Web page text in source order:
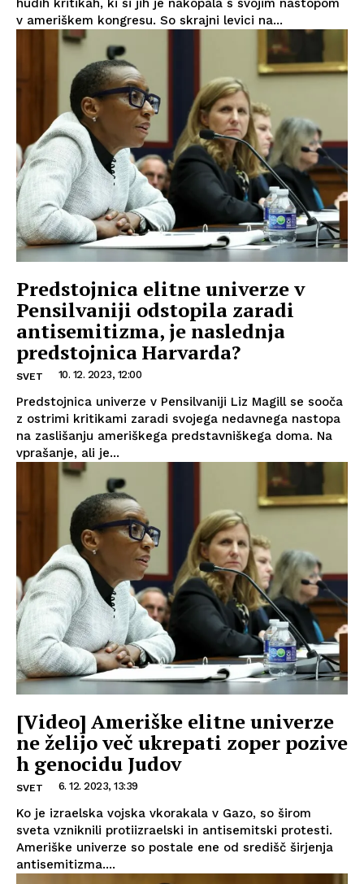
hudih kritikah, ki si jih je nakopala s svojim nastopom
v ameriškem kongresu. So skrajni levici na...
Predstojnica elitne univerze v
Pensilvaniji odstopila zaradi
antisemitizma, je naslednja
predstojnica Harvarda?
SVET 10. 12. 2023, 12:00
Predstojnica univerze v Pensilvaniji Liz Magill se sooča
z ostrimi kritikami zaradi svojega nedavnega nastopa
na zaslišanju ameriškega predstavniškega doma. Na
vprašanje, ali je...
[Video] Ameriške elitne univerze
ne želijo več ukrepati zoper pozive
h genocidu Judov
SVET 6. 12. 2023, 13:39
Ko je izraelska vojska vkorakala v Gazo, so širom
sveta vzniknili protiizraelski in antisemitski protesti.
Ameriške univerze so postale ene od središč širjenja
antisemitizma....